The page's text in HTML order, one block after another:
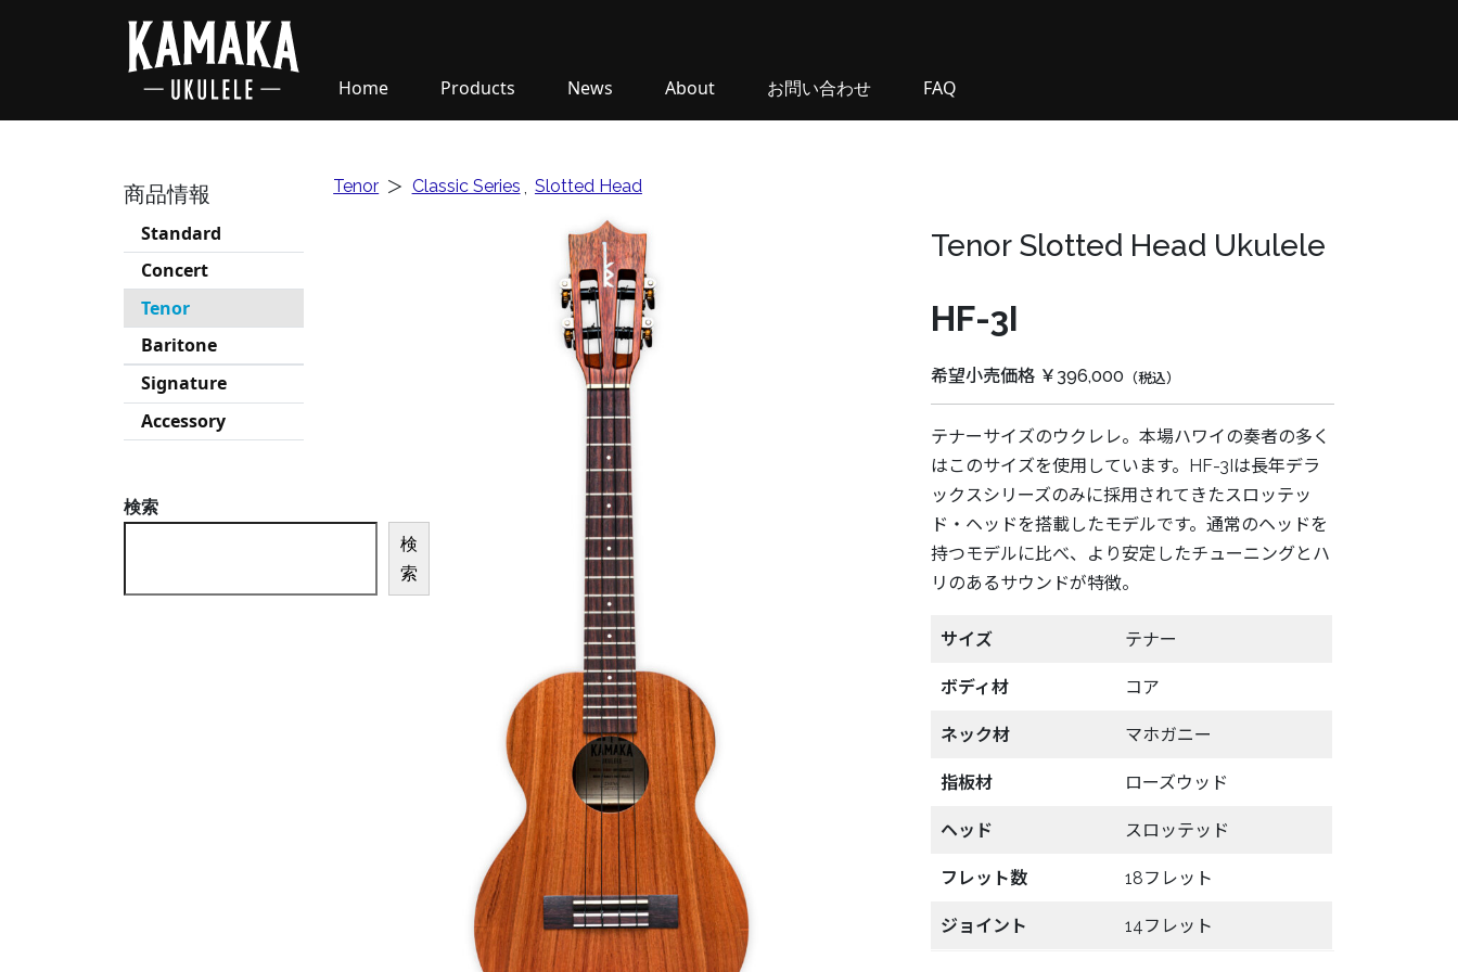
Home Products News About お問い合わせ FAQ
Tenor ＞ Classic Series Slotted Head
Tenor Slotted Head Ukulele
HF-3I
希望小売価格 ￥396,000 （税込）
テナーサイズのウクレレ。本場ハワイの奏者の多く
はこのサイズを使用しています。HF-3Iは長年デラ
ックスシリーズのみに採用されてきたスロッテッ
ド・ヘッドを搭載したモデルです。通常のヘッドを
持つモデルに比べ、より安定したチューニングとハ
リのあるサウンドが特徴。
サイズ テナー
ボディ材 コア
ネック材 マホガニー
指板材 ローズウッド
ヘッド スロッテッド
フレット数 18フレット
ジョイント 14フレット
商品情報
Standard
Concert
Tenor
Baritone
Signature
Accessory
検索
検
索